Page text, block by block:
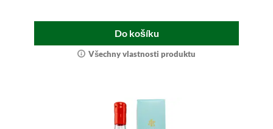
Do košíku
Všechny vlastnosti produktu